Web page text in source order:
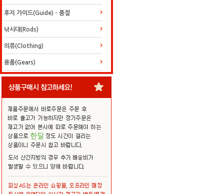
후지 가이드(Guide) - 품절
낚시대(Rods)
의류(Clothing)
용품(Gears)